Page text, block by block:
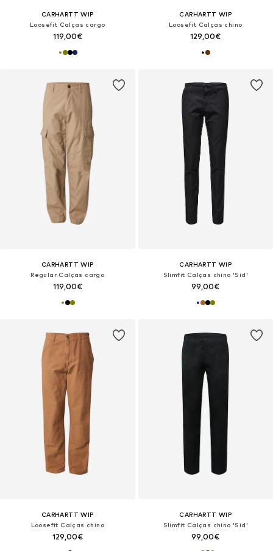
CARHARTT WIP
Loosefit Calças cargo
119,00€
CARHARTT WIP
Loosefit Calças chino
129,00€
CARHARTT WIP
Regular Calças cargo
119,00€
CARHARTT WIP
Slimfit Calças chino 'Sid'
99,00€
CARHARTT WIP
Loosefit Calças chino
129,00€
CARHARTT WIP
Slimfit Calças chino 'Sid'
99,00€